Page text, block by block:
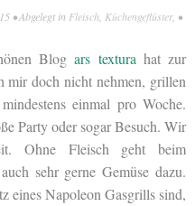
• Abgelegt in Fleisch Küchengeflüster, •
Blogars textura hat zur
mir doch nicht nehmen, grillen
einmal pro Woche.
Party oder sogar Besuch. Wir
Ohne Fleisch geht beim
sehr gerne Gemüse dazu.
eines Napoleon Gasgrills sind,